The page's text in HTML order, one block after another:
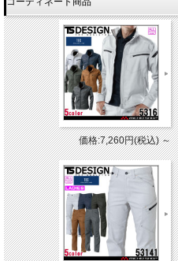
価格:7,260円(税込)～